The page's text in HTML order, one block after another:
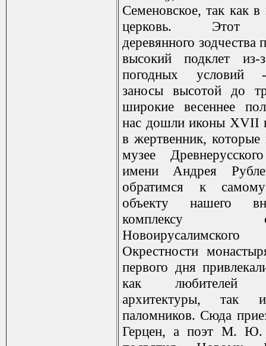
Семеновское, так как в
церковь. Этот
деревянного зодчества
высокий подклет из-
погодных условий
заносы высотой до
широкие весеннее
нас дошли иконы XVII
в жертвенник, которые
музее
имени Андрея
обратимся к
объекту нашего
комплексу
Новоирусалимского
Окрестности
первого дня
как любителей
архитектуры, так
паломников. Сюда
Герцен, а поэт М. Ю.